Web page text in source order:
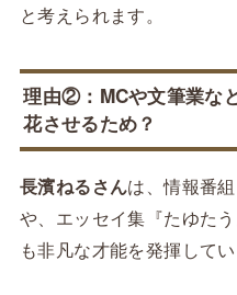
と考えられます。
理由②：MCや文筆業な
花させるため？
長濱ねるさんは、情報番
や、エッセイ集『たゆた
も非凡な才能を発揮してい